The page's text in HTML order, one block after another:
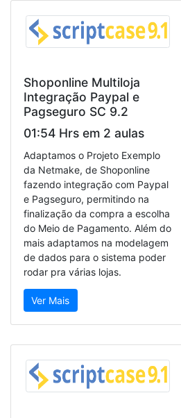
Shoponline Multiloja
Integração Paypal e
Pagseguro SC 9.2
01:54 Hrs em 2 aulas
Adaptamos o Projeto Exemplo
da Netmake, de Shoponline
fazendo integração com Paypal
e Pagseguro, permitindo na
finalização da compra a escolha
do Meio de Pagamento. Além do
mais adaptamos na modelagem
de dados para o sistema poder
rodar pra várias lojas.
Ver Mais